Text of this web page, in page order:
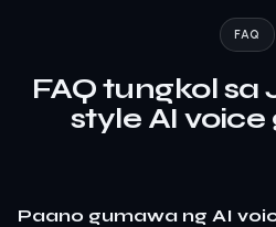
FAQ
FAQ tungkol
style AI
Paano gumawa ng AI